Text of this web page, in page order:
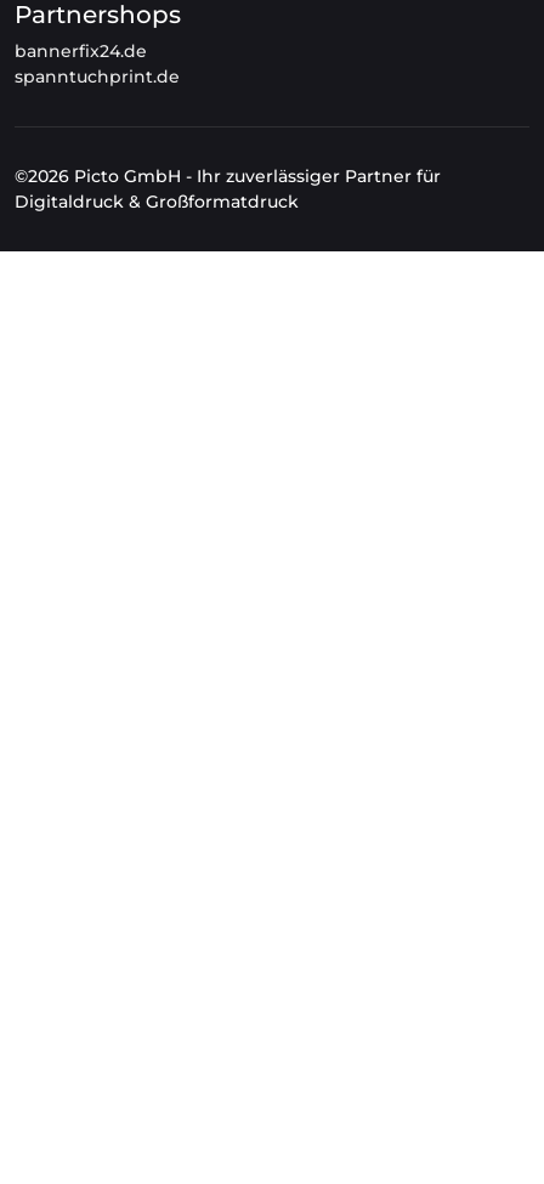
Partnershops
bannerfix24.de
spanntuchprint.de
©2026 Picto GmbH - Ihr zuverlässiger Partner für
Digitaldruck & Großformatdruck